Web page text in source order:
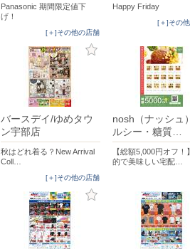
Panasonic 期間限定値下
げ！
[＋]その他の店舗
Happy Friday
[＋]その
バースデイ/ゆめタウ
ン宇部店
秋はどれ着る？New Arrival
Coll…
[＋]その他の店舗
nosh（ナッシュ
ルシー・糖質…
【総額5,000円オフ！
的で美味しい宅配…